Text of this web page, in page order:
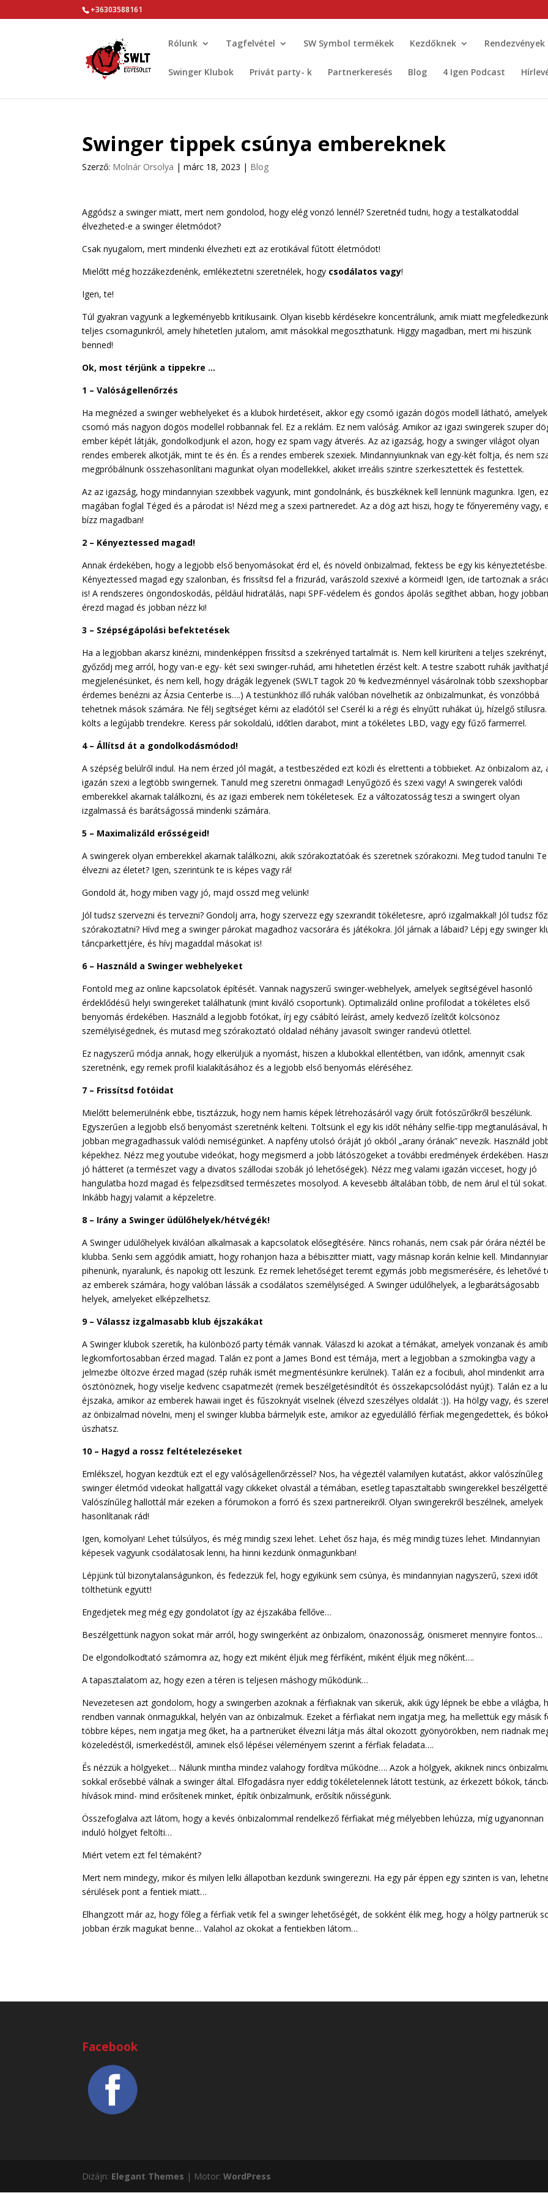
+36303588161
Rólunk Tagfelvétel SW Symbol termékek Kezdőknek Rendezvények
Swinger Klubok Privát party- k Partnerkeresés Blog 4 Igen Podcast
Swinger tippek csúnya embereknek
Szerző: Molnár Orsolya |márc 18, 2023 | Blog
Aggódsz a swinger miatt, mert nem gondolod, hogy elég vonzó lennél? Szeretnéd tudni, hogy a testalkatoddal
élvezheted-e a swinger életmódot?
Csak nyugalom, mert mindenki élvezheti ezt az erotikával fűtött életmódot!
Mielőtt még hozzákezdenénk, emlékeztetni szeretnélek, hogy csodálatos vagy!
Igen, te!
Túl gyakran vagyunk a legkeményebb kritikusaink. Olyan kisebb kérdésekre koncentrálunk, amik miatt
teljes csomagunkról, amely hihetetlen jutalom, amit másokkal megoszthatunk. Higgy magadban, mert mi hiszünk
benned!
Ok, most térjünk a tippekre …
1 – Valóságellenőrzés
Ha megnézed a swinger webhelyeket és a klubok hirdetéseit, akkor egy csomó igazán dögös modell látható,
csomó más nagyon dögös modellel robbannak fel. Ez a reklám. Ez nem valóság. Amikor az igazi swingerek szuper
ember képét látják, gondolkodjunk el azon, hogy ez spam vagy átverés. Az az igazság, hogy a swinger világot olyan
rendes emberek alkotják, mint te és én. És a rendes emberek szexiek. Mindannyiunknak van egy-két foltja, és nem
megpróbálnunk összehasonlítani magunkat olyan modellekkel, akiket irreális szintre szerkesztettek és festettek.
Az az igazság, hogy mindannyian szexibbek vagyunk, mint gondolnánk, és büszkéknek kell lennünk magunkra. Igen, ez
magában foglal Téged és a párodat is! Nézd meg a szexi partneredet. Az a dög azt hiszi, hogy te főnyeremény vagy,
bízz magadban!
2 – Kényeztessed magad!
Annak érdekében, hogy a legjobb első benyomásokat érd el, és növeld önbizalmad, fektess be egy kis kényeztetésbe.
Kényeztessed magad egy szalonban, és frissítsd fel a frizurád, varászold szexivé a körmeid! Igen, ide tartoznak a
is! A rendszeres öngondoskodás, például hidratálás, napi SPF-védelem és gondos ápolás segíthet abban, hogy jobban
érezd magad és jobban nézz ki!
3 – Szépségápolási befektetések
Ha a legjobban akarsz kinézni, mindenképpen frissítsd a szekrényed tartalmát is. Nem kell kirüríteni a teljes
győződj meg arról, hogy van-e egy- két sexi swinger-ruhád, ami hihetetlen érzést kelt. A testre szabott ruhák
megjelenésünket, és nem kell, hogy drágák legyenek (SWLT tagok 20 % kedvezménnyel vásárolnak több
érdemes benézni az Ázsia Centerbe is….) A testünkhöz illő ruhák valóban növelhetik az önbizalmunkat, és vonzóbbá
tehetnek mások számára. Ne félj segítséget kérni az eladótól se! Cserél ki a régi és elnyűtt ruhákat új, hízelgő
költs a legújabb trendekre. Keress pár sokoldalú, időtlen darabot, mint a tökéletes LBD, vagy egy fűző farmerrel.
4 – Állítsd át a gondolkodásmódod!
A szépség belülről indul. Ha nem érzed jól magát, a testbeszéded ezt közli és elrettenti a többieket. Az önbizalom az,
igazán szexi a legtöbb swingernek. Tanuld meg szeretni önmagad! Lenyűgöző és szexi vagy! A swingerek valódi
emberekkel akarnak találkozni, és az igazi emberek nem tökéletesek. Ez a változatosság teszi a swingert olyan
izgalmassá és barátságossá mindenki számára.
5 – Maximalizáld erősségeid!
A swingerek olyan emberekkel akarnak találkozni, akik szórakoztatóak és szeretnek szórakozni. Meg tudod tanulni Te
élvezni az életet? Igen, szerintünk te is képes vagy rá!
Gondold át, hogy miben vagy jó, majd osszd meg velünk!
Jól tudsz szervezni és tervezni? Gondolj arra, hogy szervezz egy szexrandit tökéletesre, apró izgalmakkal! Jól tudsz
szórakoztatni? Hívd meg a swinger párokat magadhoz vacsorára és játékokra. Jól járnak a lábaid? Lépj egy swinger
táncparkettjére, és hívj magaddal másokat is!
6 – Használd a Swinger webhelyeket
Fontold meg az online kapcsolatok építését. Vannak nagyszerű swinger-webhelyek, amelyek segítségével hasonló
érdeklődésű helyi swingereket találhatunk (mint kiváló csoportunk). Optimalizáld online profilodat a tökéletes első
benyomás érdekében. Használd a legjobb fotókat, írj egy csábító leírást, amely kedvező ízelítőt kölcsönöz
személyiségednek, és mutasd meg szórakoztató oldalad néhány javasolt swinger randevú ötlettel.
Ez nagyszerű módja annak, hogy elkerüljük a nyomást, hiszen a klubokkal ellentétben, van időnk, amennyit csak
szeretnénk, egy remek profil kialakításához és a legjobb első benyomás eléréséhez.
7 – Frissítsd fotóidat
Mielőtt belemerülnénk ebbe, tisztázzuk, hogy nem hamis képek létrehozásáról vagy őrült fotószűrőkről beszélünk.
Egyszerűen a legjobb első benyomást szeretnénk kelteni. Töltsünk el egy kis időt néhány selfie-tipp megtanulásával,
jobban megragadhassuk valódi nemiségünket. A napfény utolsó óráját jó okból „arany órának” nevezik. Használd
képekhez. Nézz meg youtube videókat, hogy megismerd a jobb látószögeket a további eredmények érdekében.
jó hátteret (a természet vagy a divatos szállodai szobák jó lehetőségek). Nézz meg valami igazán vicceset, hogy jó
hangulatba hozd magad és felpezsdítsed természetes mosolyod. A kevesebb általában több, de nem árul el túl sokat.
Inkább hagyj valamit a képzeletre.
8 – Irány a Swinger üdülőhelyek/hétvégék!
A Swinger üdülőhelyek kiválóan alkalmasak a kapcsolatok elősegítésére. Nincs rohanás, nem csak pár órára néztél be
klubba. Senki sem aggódik amiatt, hogy rohanjon haza a bébiszitter miatt, vagy másnap korán kelnie kell.
pihenünk, nyaralunk, és napokig ott leszünk. Ez remek lehetőséget teremt egymás jobb megismerésére, és lehetővé
az emberek számára, hogy valóban lássák a csodálatos személyiséged. A Swinger üdülőhelyek, a legbarátságosabb
helyek, amelyeket elképzelhetsz.
9 – Válassz izgalmasabb klub éjszakákat
A Swinger klubok szeretik, ha különböző party témák vannak. Válaszd ki azokat a témákat, amelyek vonzanak és
legkomfortosabban érzed magad. Talán ez pont a James Bond est témája, mert a legjobban a szmokingba vagy a
jelmezbe öltözve érzed magad (szép ruhák ismét megmentésünkre kerülnek). Talán ez a focibuli, ahol mindenkit arra
ösztönöznek, hogy viselje kedvenc csapatmezét (remek beszélgetésindítót és összekapcsolódást nyújt). Talán ez a
éjszaka, amikor az emberek hawaii inget és fűszoknyát viselnek (élvezd szeszélyes oldalát :)). Ha hölgy vagy, és
az önbizalmad növelni, menj el swinger klubba bármelyik este, amikor az egyedülálló férfiak megengedettek, és
úszhatsz.
10 – Hagyd a rossz feltételezéseket
Emlékszel, hogyan kezdtük ezt el egy valóságellenőrzéssel? Nos, ha végeztél valamilyen kutatást, akkor valószínűleg
swinger életmód videokat hallgattál vagy cikkeket olvastál a témában, esetleg tapasztaltabb swingerekkel
Valószínűleg hallottál már ezeken a fórumokon a forró és szexi partnereikről. Olyan swingerekről beszélnek, amelyek
hasonlítanak rád!
Igen, komolyan! Lehet túlsúlyos, és még mindig szexi lehet. Lehet ősz haja, és még mindig tüzes lehet. Mindannyian
képesek vagyunk csodálatosak lenni, ha hinni kezdünk önmagunkban!
Lépjünk túl bizonytalanságunkon, és fedezzük fel, hogy egyikünk sem csúnya, és mindannyian nagyszerű, szexi időt
tölthetünk együtt!
Engedjetek meg még egy gondolatot így az éjszakába fellőve…
Beszélgettünk nagyon sokat már arról, hogy swingerként az önbizalom, önazonosság, önismeret mennyire fontos…
De elgondolkodtató számomra az, hogy ezt miként éljük meg férfiként, miként éljük meg nőként….
A tapasztalatom az, hogy ezen a téren is teljesen máshogy működünk…
Nevezetesen azt gondolom, hogy a swingerben azoknak a férfiaknak van sikerük, akik úgy lépnek be ebbe a világba,
rendben vannak önmagukkal, helyén van az önbizalmuk. Ezeket a férfiakat nem ingatja meg, ha mellettük egy másik
többre képes, nem ingatja meg őket, ha a partnerüket élvezni látja más által okozott gyönyörökben, nem riadnak
közeledéstől, ismerkedéstől, aminek első lépései véleményem szerint a férfiak feladata….
És nézzük a hölgyeket… Nálunk mintha mindez valahogy fordítva működne…. Azok a hölgyek, akiknek nincs
sokkal erősebbé válnak a swinger által. Elfogadásra nyer eddig tökéletelennek látott testünk, az érkezett bókok,
hívások mind- mind erősítenek minket, építik önbizalmunk, erősítik nőisségünk.
Összefoglalva azt látom, hogy a kevés önbizalommal rendelkező férfiakat még mélyebben lehúzza, míg ugyanonnan
induló hölgyet feltölti…
Miért vetem ezt fel témaként?
Mert nem mindegy, mikor és milyen lelki állapotban kezdünk swingerezni. Ha egy pár éppen egy szinten is van,
sérülések pont a fentiek miatt…
Elhangzott már az, hogy főleg a férfiak vetik fel a swinger lehetőségét, de sokként élik meg, hogy a hölgy partnerük
jobban érzik magukat benne… Valahol az okokat a fentiekben látom…
Facebook
Dizájn: Elegant Themes | Motor:WordPress